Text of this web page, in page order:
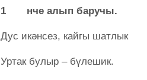
1 нче алып баручы.
Дус икәнсез, кайгы шатлык
Уртак булыр – бүлешик.